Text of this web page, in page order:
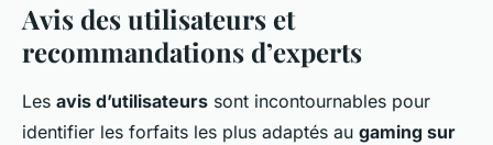
Avis des utilisateurs et
recommandations d’experts
Les avis d’utilisateurs sont incontournables pour
identifier les forfaits les plus adaptés au gaming sur